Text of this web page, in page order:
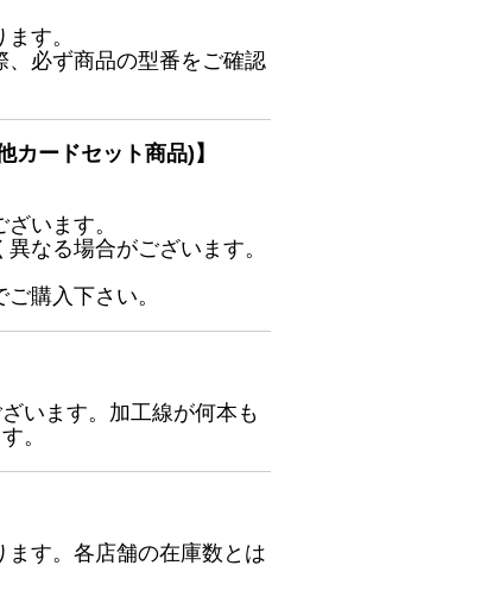
す。
必ず商品の型番をご確認
カードセット商品)】
います。
なる場合がございます。
購入下さい。
います。加工線が何本も
。
す。各店舗の在庫数とは